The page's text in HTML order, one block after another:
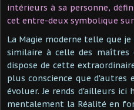
intérieurs à sa personne,
cet entre-deux symbolique
La Magie moderne telle que
similaire à celle des maîtres
dispose de cette
plus conscience que
évoluer. Je rends d'ailleurs
mentalement la Réalité en